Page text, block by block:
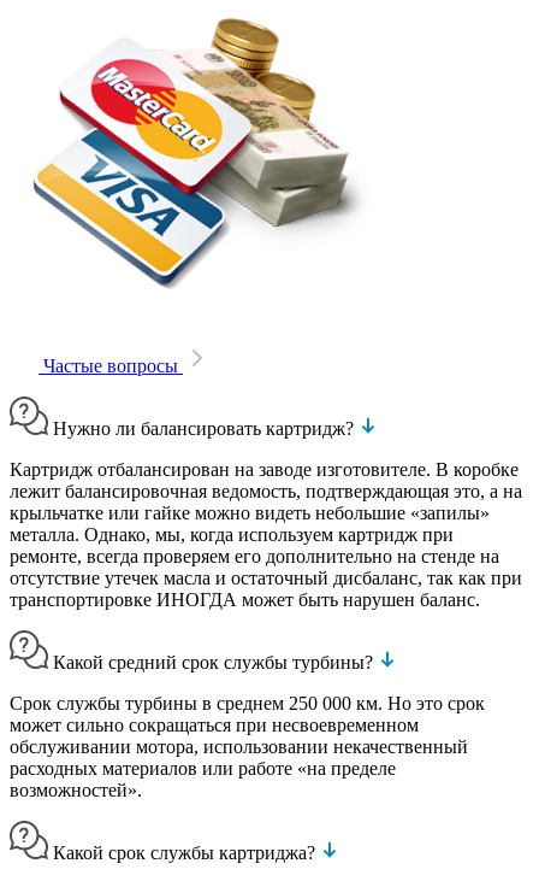
Частые вопросы
Нужно ли балансировать картридж?
Картридж отбалансирован на заводе изготовителе. В коробке
лежит балансировочная ведомость, подтверждающая это, а на
крыльчатке или гайке можно видеть небольшие «запилы»
металла. Однако, мы, когда используем картридж при
ремонте, всегда проверяем его дополнительно на стенде на
отсутствие утечек масла и остаточный дисбаланс, так как при
транспортировке ИНОГДА может быть нарушен баланс.
Какой средний срок службы турбины?
Срок службы турбины в среднем 250 000 км. Но это срок
может сильно сокращаться при несвоевременном
обслуживании мотора, использовании некачественный
расходных материалов или работе «на пределе
возможностей».
Какой срок службы картриджа?